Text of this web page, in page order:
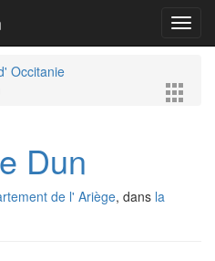
Occitanie
Dun
de l' Ariège, dans la